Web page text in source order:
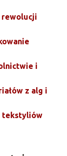
rewolucji
i
z alg i
tekstyliów